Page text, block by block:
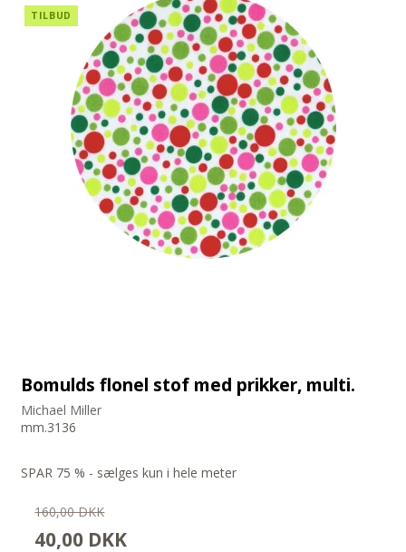
TILBUD
Bomulds flonel stof med prikker, multi.
Michael Miller
mm.3136
SPAR 75 % - sælges kun i hele meter
160,00 DKK
40,00 DKK